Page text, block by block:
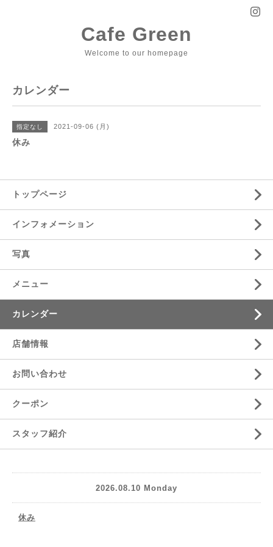
Cafe Green
Welcome to our homepage
カレンダー
指定なし 2021-09-06 (月)
休み
トップページ
インフォメーション
写真
メニュー
カレンダー
店舗情報
お問い合わせ
クーポン
スタッフ紹介
2026.08.10 Monday
休み